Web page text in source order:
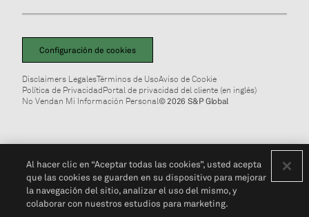
Configuración de cookies
Disclaimers LegalesTérminos de UsoAviso de Cookie
Política de PrivacidadPortal de privacidad del cliente (en inglés)
No Vendan Mi Información Personal© 2026 S&P Global
Al hacer clic en “Aceptar todas las cookies”, usted acepta
que las cookies se guarden en su dispositivo para mejorar
la navegación del sitio, analizar el uso del mismo, y
colaborar con nuestros estudios para marketing.